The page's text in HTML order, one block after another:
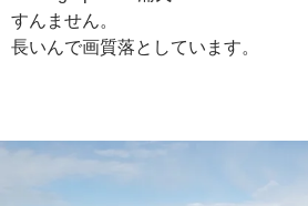
すんません。
長いんで画質落としています。